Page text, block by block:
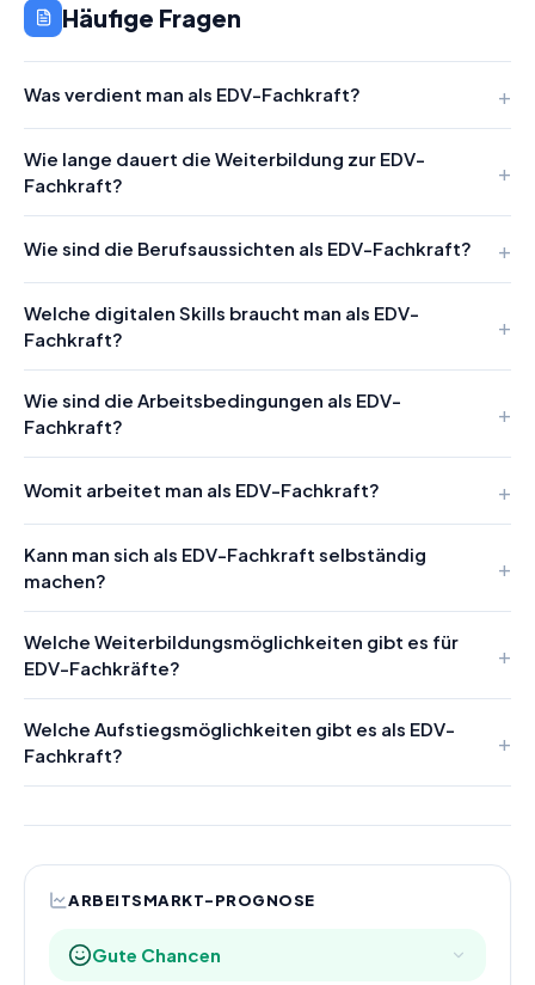
Häufige Fragen
Was verdient man als EDV-Fachkraft?
Wie lange dauert die Weiterbildung zur EDV-
Fachkraft?
Wie sind die Berufsaussichten als EDV-Fachkraft?
Welche digitalen Skills braucht man als EDV-
Fachkraft?
Wie sind die Arbeitsbedingungen als EDV-
Fachkraft?
Womit arbeitet man als EDV-Fachkraft?
Kann man sich als EDV-Fachkraft selbständig
machen?
Welche Weiterbildungsmöglichkeiten gibt es für
EDV-Fachkräfte?
Welche Aufstiegsmöglichkeiten gibt es als EDV-
Fachkraft?
ARBEITSMARKT-PROGNOSE
Gute Chancen